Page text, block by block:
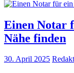
Einen Notar
Nähe finden
30. April 2025